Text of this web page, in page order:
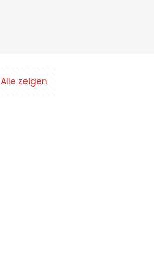
Alle zeigen